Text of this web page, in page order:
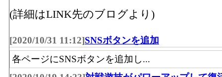
務に従事している人数
料品卸売業(農畜産物・水産物、食料・飲
の事業所における有体商品の年間販売総額
飲食料･事業所数(2016)：「飲食料品卸売業
(詳細はLINK先のブログより)
[2020/10/31 11:12]SNSボタンを追加
各ページにSNSボタンを追加し...